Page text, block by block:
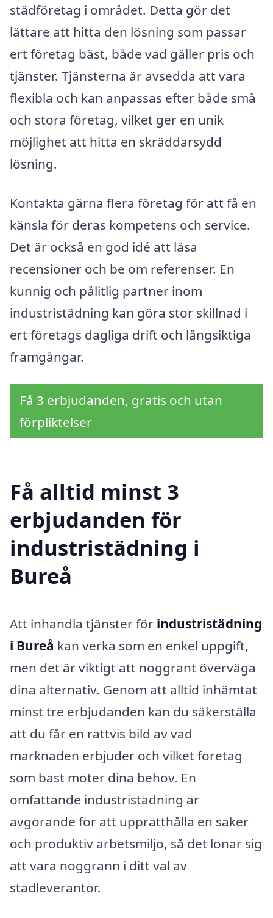
städföretag i området. Detta gör det
lättare att hitta den lösning som passar
ert företag bäst, både vad gäller pris och
tjänster. Tjänsterna är avsedda att vara
flexibla och kan anpassas efter både små
och stora företag, vilket ger en unik
möjlighet att hitta en skräddarsydd
lösning.
Kontakta gärna flera företag för att få en
känsla för deras kompetens och service.
Det är också en god idé att läsa
recensioner och be om referenser. En
kunnig och pålitlig partner inom
industristädning kan göra stor skillnad i
ert företags dagliga drift och långsiktiga
framgångar.
Få 3 erbjudanden, gratis och utan
förpliktelser
Få alltid minst 3
erbjudanden för
industristädning i
Bureå
Att inhandla tjänster för industristädning
i Bureå kan verka som en enkel uppgift,
men det är viktigt att noggrant överväga
dina alternativ. Genom att alltid inhämtat
minst tre erbjudanden kan du säkerställa
att du får en rättvis bild av vad
marknaden erbjuder och vilket företag
som bäst möter dina behov. En
omfattande industristädning är
avgörande för att upprätthålla en säker
och produktiv arbetsmiljö, så det lönar sig
att vara noggrann i ditt val av
städleverantör.